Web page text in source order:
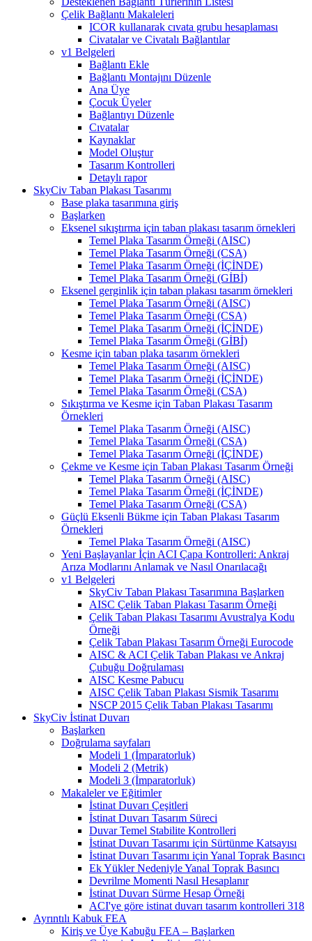
Çelik Bağlantı Makaleleri
ICOR kullanarak cıvata grubu hesaplaması
Civatalar ve Civatalı Bağlantılar
v1 Belgeleri
Bağlantı Ekle
Bağlantı Montajını Düzenle
Ana Üye
Çocuk Üyeler
Bağlantıyı Düzenle
Cıvatalar
Kaynaklar
Model Oluştur
Tasarım Kontrolleri
Detaylı rapor
SkyCiv Taban Plakası Tasarımı
Base plaka tasarımına giriş
Başlarken
Eksenel sıkıştırma için taban plakası tasarım örnekleri
Temel Plaka Tasarım Örneği (AISC)
Temel Plaka Tasarım Örneği (CSA)
Temel Plaka Tasarım Örneği (İÇİNDE)
Temel Plaka Tasarım Örneği (GİBİ)
Eksenel gerginlik için taban plakası tasarım örnekleri
Temel Plaka Tasarım Örneği (AISC)
Temel Plaka Tasarım Örneği (CSA)
Temel Plaka Tasarım Örneği (İÇİNDE)
Temel Plaka Tasarım Örneği (GİBİ)
Kesme için taban plaka tasarım örnekleri
Temel Plaka Tasarım Örneği (AISC)
Temel Plaka Tasarım Örneği (İÇİNDE)
Temel Plaka Tasarım Örneği (CSA)
Sıkıştırma ve Kesme için Taban Plakası Tasarım
Örnekleri
Temel Plaka Tasarım Örneği (AISC)
Temel Plaka Tasarım Örneği (CSA)
Temel Plaka Tasarım Örneği (İÇİNDE)
Çekme ve Kesme için Taban Plakası Tasarım Örneği
Temel Plaka Tasarım Örneği (AISC)
Temel Plaka Tasarım Örneği (İÇİNDE)
Temel Plaka Tasarım Örneği (CSA)
Güçlü Eksenli Bükme için Taban Plakası Tasarım
Örnekleri
Temel Plaka Tasarım Örneği (AISC)
Yeni Başlayanlar İçin ACI Çapa Kontrolleri: Ankraj
Arıza Modlarını Anlamak ve Nasıl Onarılacağı
v1 Belgeleri
SkyCiv Taban Plakası Tasarımına Başlarken
AISC Çelik Taban Plakası Tasarım Örneği
Çelik Taban Plakası Tasarımı Avustralya Kodu
Örneği
Çelik Taban Plakası Tasarım Örneği Eurocode
AISC & ACI Çelik Taban Plakası ve Ankraj
Çubuğu Doğrulaması
AISC Kesme Pabucu
AISC Çelik Taban Plakası Sismik Tasarımı
NSCP 2015 Çelik Taban Plakası Tasarımı
SkyCiv İstinat Duvarı
Başlarken
Doğrulama sayfaları
Modeli 1 (İmparatorluk)
Modeli 2 (Metrik)
Modeli 3 (İmparatorluk)
Makaleler ve Eğitimler
İstinat Duvarı Çeşitleri
İstinat Duvarı Tasarım Süreci
Duvar Temel Stabilite Kontrolleri
İstinat Duvarı Tasarımı için Sürtünme Katsayısı
İstinat Duvarı Tasarımı için Yanal Toprak Basıncı
Ek Yükler Nedeniyle Yanal Toprak Basıncı
Devrilme Momenti Nasıl Hesaplanır
İstinat Duvarı Sürme Hesap Örneği
ACI'ye göre istinat duvarı tasarım kontrolleri 318
Ayrıntılı Kabuk FEA
Kiriş ve Üye Kabuğu FEA – Başlarken